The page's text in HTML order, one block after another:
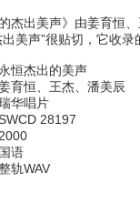
杰出美声》由姜育恒
出美声”很贴切，它收
恒杰出的美声
育恒、王杰、潘美辰
华唱片
28197
语
轨WAV